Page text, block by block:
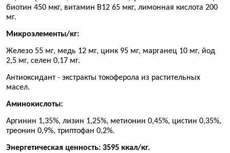
биотин 450 мкг, витамин В12 65 мкг, лимонная кислота 200
мг.
Микроэлементы/кг:
Железо 55 мг, медь 12 мг, цинк 95 мг, марганец 10 мг, йод
2,5 мг, селен 0,17 мг.
Антиоксидант - экстракты токоферола из растительных
масел.
Аминокислоты:
Аргинин 1,35%, лизин 1,25%, метионин 0,45%, цистин 0,35%,
треонин 0,9%, триптофан 0,2%.
Энергетическая ценность: 3595 ккал/кг.